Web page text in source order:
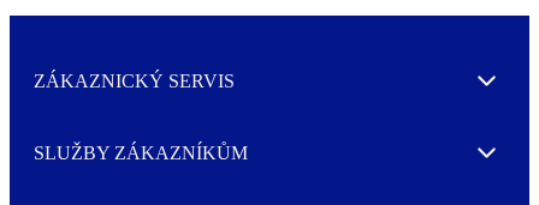
ZÁKAZNICKÝ SERVIS Expand
SLUŽBY ZÁKAZNÍKŮM Expand